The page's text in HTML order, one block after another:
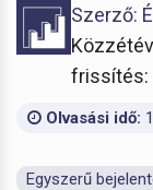
Szerző:
frissítés:
Olvasási idő:
Egyszerű